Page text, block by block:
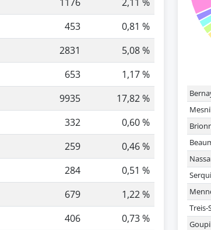
453
0,81 %
2831
5,08 %
653
1,17 %
9935
17,82 %
332
0,60 %
259
0,46 %
284
0,51 %
679
1,22 %
406
0,73 %
Treis-